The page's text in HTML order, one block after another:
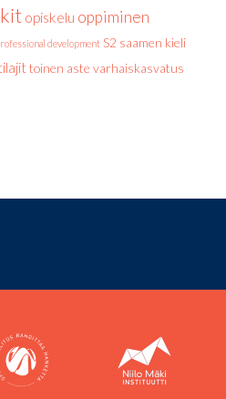
opiskelu oppiminen
development S2 saamen kieli
toinen aste varhaiskasvatus